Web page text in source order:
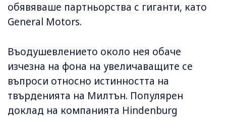
обявяваше партньорства с гиганти, като
General Motors.
Въодушевлението около нея обаче
изчезна на фона на увеличаващите се
въпроси относно истинността на
твърденията на Милтън. Популярен
доклад на компанията Hindenburg